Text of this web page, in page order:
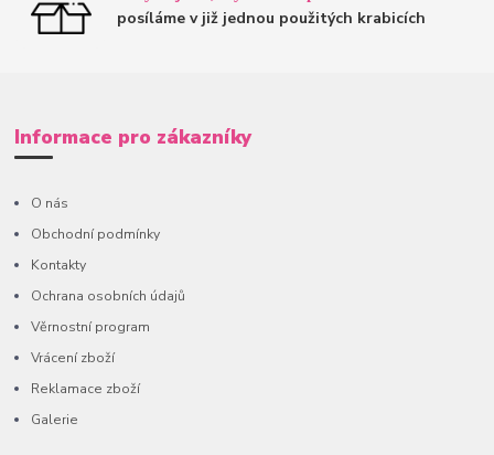
posíláme v již jednou použitých krabicích
Informace pro zákazníky
O nás
Obchodní podmínky
Kontakty
Ochrana osobních údajů
Věrnostní program
Vrácení zboží
Reklamace zboží
Galerie